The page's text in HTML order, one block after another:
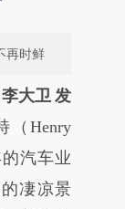
再时鲜
由第三方
章
总结而
大卫 发
（Henry
汽车业
凄凉景